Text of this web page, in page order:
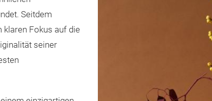
Seitdem
klaren Fokus auf die
seiner